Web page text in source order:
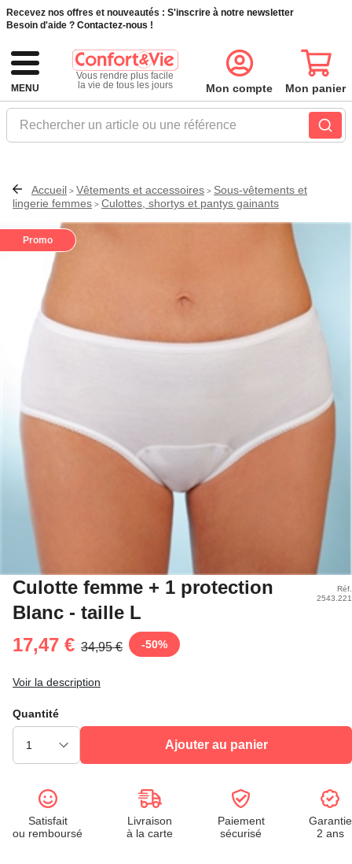
Recevez nos offres et nouveautés : S'inscrire à notre newsletter
Besoin d'aide ? Contactez-nous !
MENU
Vous rendre plus facile
la vie de tous les jours
Rechercher un article ou une référence
Mon compte Mon panier
Accueil > Vêtements et accessoires > Sous-vêtements et
lingerie femmes > Culottes, shortys et pantys gainants
Promo
Culotte femme + 1 protection
Blanc - taille L
Réf.
2543.221
17,47 € 34,95 € -50%
Voir la description
Quantité
Ajouter au panier
Satisfait
ou remboursé
Livraison
à la carte
Paiement
sécurisé
Garantie
2 ans